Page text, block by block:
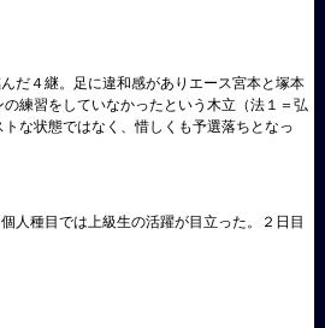
だ４継。足に違和感がありエース宮本と塚本
練習をしていなかったという木立（法１＝弘
な状態ではなく、惜しくも予選落ちとなっ
人種目では上級生の活躍が目立った。２日目